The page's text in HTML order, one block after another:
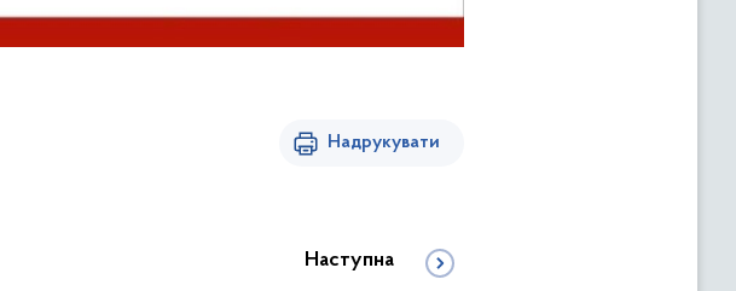
Надрукувати
Наступна